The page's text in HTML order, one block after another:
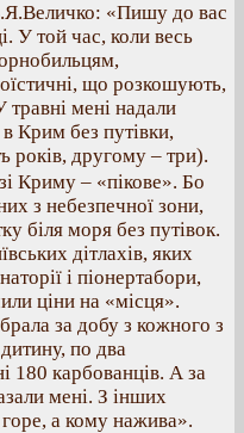
«Пишу до вас
У той час, коли весь
що розкошують,
мені надали
в Крим без путівки,
років, другому – три).
Криму – «пікове». Бо
з небезпечної зони,
біля моря без путівок.
дітлахів, яких
і піонертабори,
ціни на «місця».
за добу з кожного з
по два
180 карбованців. А за
мені. З інших
а кому нажива».